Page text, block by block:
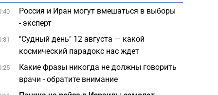
Россия и Иран могут вмешаться в выборы
- эксперт
"Судный день" 12 августа — какой
космический парадокс нас ждет
Какие фразы никогда не должны говорить
врачи - обратите внимание